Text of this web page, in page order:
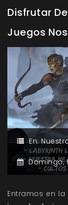
Disfrutar
Juegos
En:
Domingo,
Entramos en